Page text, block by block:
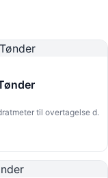
til overtagelse d.